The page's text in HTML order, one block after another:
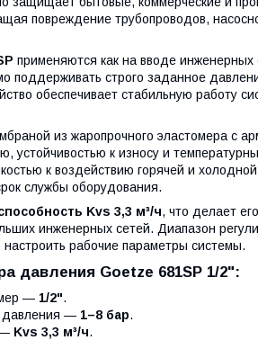
повреждение трубопроводов,
применяются как на вводе инженерных
поддерживать строго заданное
обеспечивает стабильную работу
из жаропрочного эластомера с
устойчивостью к износу и
к воздействию горячей и
службы оборудования.
Kvs 3,3 м³/ч, что делает
инженерных сетей. Диапазон
настроить рабочие параметры системы.
давления Goetze 681SP 1/2":
— 1/2".
давления — 1–8 бар.
— Kvs 3,3 м³/ч.